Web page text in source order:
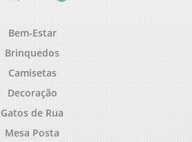
Bem-Estar
Brinquedos
Camisetas
Decoração
Gatos de Rua
Mesa Posta